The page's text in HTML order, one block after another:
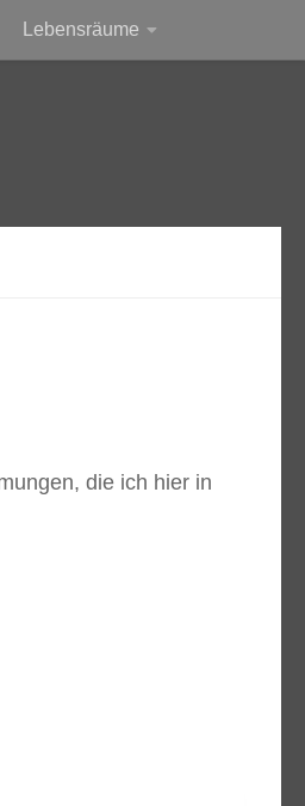
Lebensräume
die ich hier in